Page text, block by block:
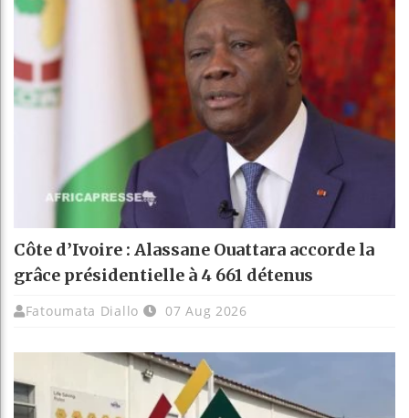
Côte d’Ivoire : Alassane Ouattara accorde la
grâce présidentielle à 4 661 détenus
Fatoumata Diallo 07 Aug 2026